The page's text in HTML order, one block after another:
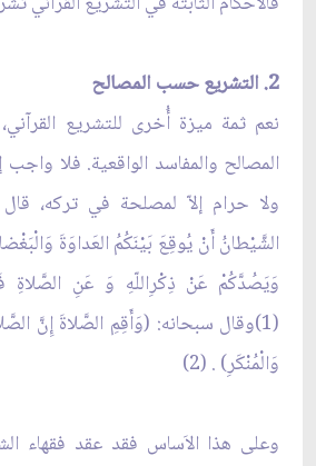
2. التشريع حسب المصالح
نعم ثمة ميزة أُخرى للتشريع
المصالح والمفاسد الواقعية. فلا
ولا حرام إلاّ لمصلحة في تركه،
الشَّيْطانُ أَنْ يُوقِعَ بَيْنَكُمُ العَداوَةَ
وَيَصُدَّكُمْ عَنْ ذِكْرِاللّهِ وَ عَنِ الصَّلاةِ
(1)وقال سبحانه: (وَأَقِمِ الصَّلاةَ إِنَّ
وَالْمُنْكَرِ) . (2)
وعلى هذا الاَساس فقد عقد فقهاء